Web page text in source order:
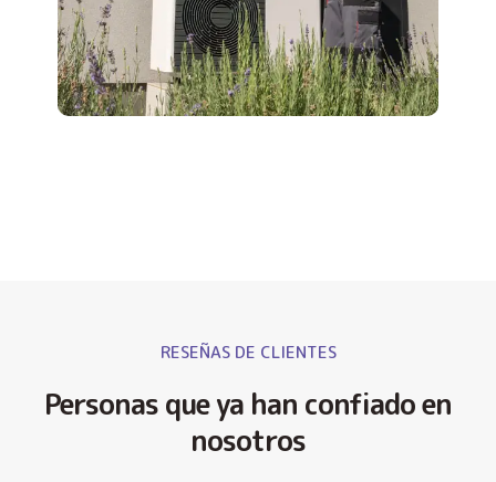
RESEÑAS DE CLIENTES
Personas que ya han confiado en
nosotros